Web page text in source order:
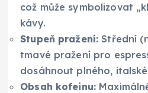
což může symbolizovat
kávy.
Stupeň pražení: Střední
tmavé pražení pro
dosáhnout plného,
Obsah kofeinu: